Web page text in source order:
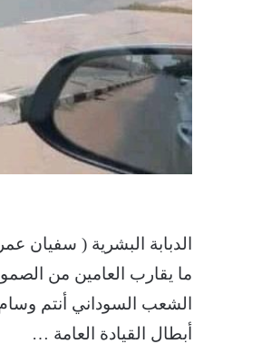
الدبابة البشرية ( سفيان
ما يقارب العامين من
الشعب السوداني أنتم
أبطال القيادة العامة …